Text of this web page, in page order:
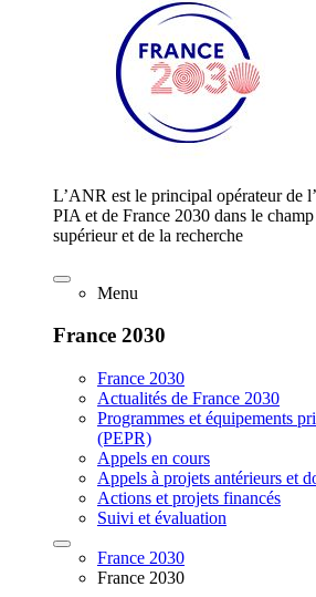
L’ANR est le principal opérateur de
PIA et de France 2030 dans le
supérieur et de la recherche
Menu
France 2030
France 2030
Actualités de France 2030
Programmes et équipements
(PEPR)
Appels en cours
Appels à projets antérieurs et
Actions et projets financés
Suivi et évaluation
France 2030
France 2030